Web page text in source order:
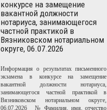
конкурсе на замещение
вакантной должности
нотариуса, занимающегося
частной практикой в
Вязниковском нотариальном
округе, 06.07.2026
Информация о результатах письменного
экзамена в конкурсе на замещение
вакантной должности нотариуса,
занимающегося частной практикой в
Вязниковском нотариальном округе,
06.07.2026 № Фамилия, имя, отчество